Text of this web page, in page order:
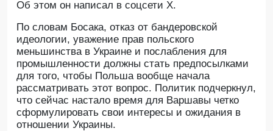
Oб этом он написал в соцсети X.
По словам Босака, отказ от бандеровской
идеологии, уважение прав польского
меньшинства в Украине и послабления для
промышленности должны стать предпосылками
для того, чтобы Польша вообще начала
рассматривать этот вопрос. Политик подчеркнул,
что сейчас настало время для Варшавы четко
сформулировать свои интересы и ожидания в
отношении Украины.